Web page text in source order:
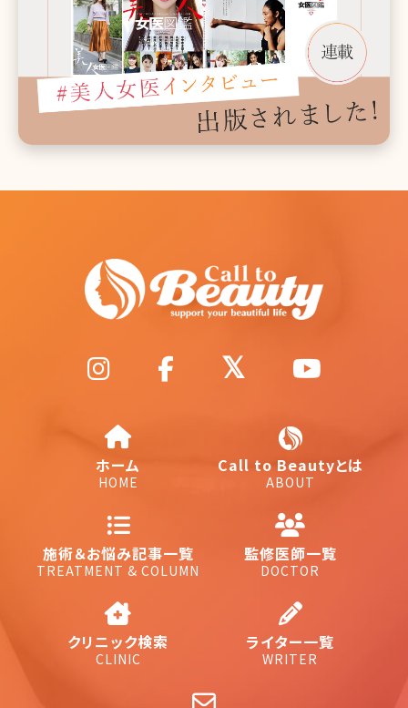
ホーム
HOME
Call to Beautyとは
ABOUT
施術＆お悩み記事一覧
TREATMENT & COLUMN
監修医師一覧
DOCTOR
クリニック検索
CLINIC
ライター一覧
WRITER